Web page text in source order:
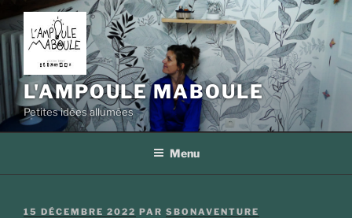
Aller
au
contenu
principal
L'AMPOULE MABOULE
Petites idées allumées
Menu
PUBLIÉ
15 DÉCEMBRE 2022 PAR SBONAVENTURE